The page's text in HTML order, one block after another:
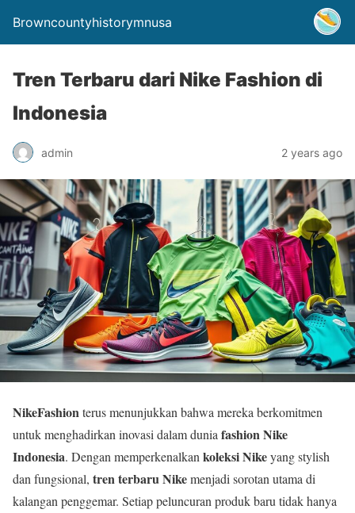
Browncountyhistorymnusa
Tren Terbaru dari Nike Fashion di
Indonesia
admin 2 years ago
NikeFashionterus menunjukkan bahwa mereka berkomitmen
untuk menghadirkan inovasi dalam dunia fashion Nike
Indonesia. Dengan memperkenalkan koleksi Nikeyang stylish
dan fungsional, tren terbaru Nikemenjadi sorotan utama di
kalangan penggemar. Setiap peluncuran produk baru tidak hanya